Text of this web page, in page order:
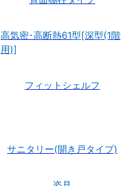
高気密･高断熱61型[深型(1階
用)]
フィットシェルフ
サニタリー(開き戸タイプ)